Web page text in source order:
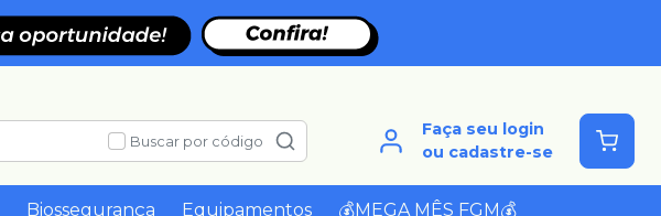
Buscar por código
Faça seu login
ou cadastre-se
Biossegurança Equipamentos 💰MEGA MÊS FGM💰